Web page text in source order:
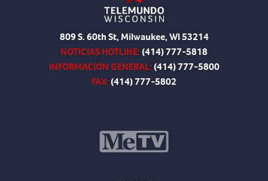
809 S. 60th St, Milwaukee, WI 53214
NOTICIAS HOTLINE:(414) 777-5818
INFORMACIÓN GENERAL:(414) 777-5800
FAX:(414) 777-5802